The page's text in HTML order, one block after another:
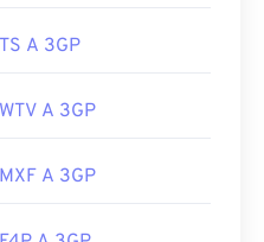
MPEG-4
TS A 3GP
WTV A 3GP
MXF A 3GP